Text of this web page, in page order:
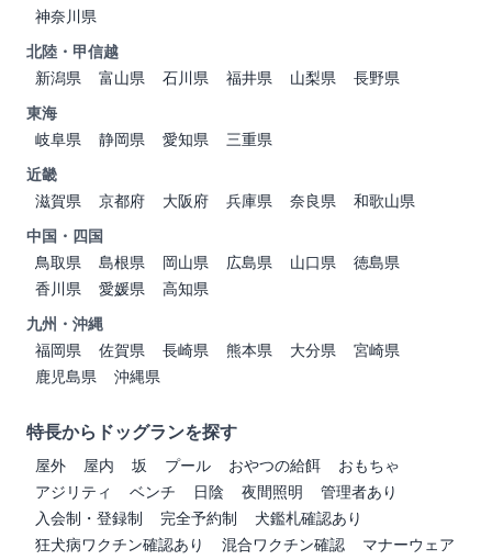
神奈川県
北陸・甲信越
新潟県
富山県 石川県 福井県 山梨県
長野県
東海
岐阜県
静岡県 愛知県
三重県
近畿
滋賀県
京都府 大阪府 兵庫県 奈良県
和歌山県
中国・四国
鳥取県
島根県 岡山県 広島県 山口県
徳島県
香川県
愛媛県
高知県
九州・沖縄
福岡県
佐賀県 長崎県 熊本県 大分県
宮崎県
鹿児島県
沖縄県
特長からドッグランを探す
屋外 屋内 坂 プール おやつの給餌
おもちゃ
アジリティ
ベンチ 日陰 夜間照明
管理者あり
入会制・登録制
完全予約制
犬鑑札確認あり
狂犬病ワクチン確認あり
混合ワクチン確認
マナーウェア